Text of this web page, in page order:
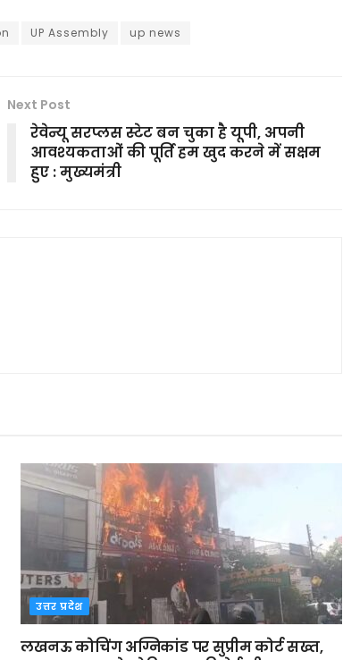
UP Assembly up news
Next Post
रेवेन्यू सरप्लस स्टेट बन चुका है यूपी, अपनी
आवश्यकताओं की पूर्ति हम खुद करने में सक्षम
हुए : मुख्यमंत्री
उत्तर प्रदेश
लखनऊ कोचिंग अग्निकांड पर सुप्रीम कोर्ट सख्त,